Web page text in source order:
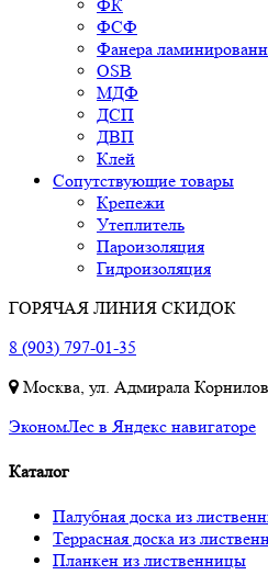
ФК
ФСФ
Фанера
OSB
МДФ
ДСП
ДВП
Клей
Сопутствующие товары
Крепежи
Утеплитель
Пароизоляция
Гидроизоляция
ГОРЯЧАЯ ЛИНИЯ СКИДОК
8 (903) 797-01-35
Москва, ул. Адмирала
ЭкономЛес в Яндекс навигаторе
Каталог
Палубная доска из
Террасная доска из
Планкен из лиственницы